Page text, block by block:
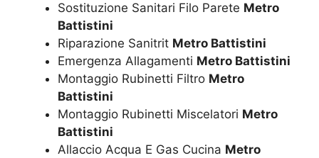
Sostituzione Sanitari Filo Parete Metro
Battistini
Riparazione Sanitrit Metro Battistini
Emergenza Allagamenti Metro Battistini
Montaggio Rubinetti Filtro Metro
Battistini
Montaggio Rubinetti Miscelatori Metro
Battistini
Allaccio Acqua E Gas Cucina Metro